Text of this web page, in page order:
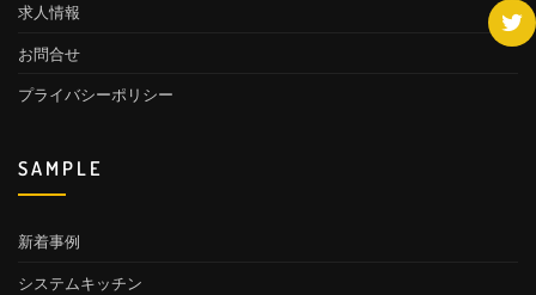
求人情報
お問合せ
プライバシーポリシー
SAMPLE
新着事例
システムキッチン